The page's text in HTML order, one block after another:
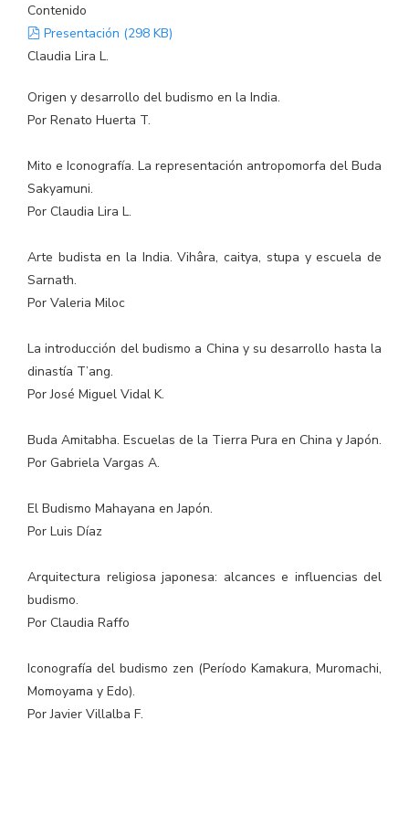
Contenido
pdf
Presentación (298 KB)
Claudia Lira L.
Origen y desarrollo del budismo en la India.
Por Renato Huerta T.
Mito e Iconografía. La representación antropomorfa del Buda
Sakyamuni.
Por Claudia Lira L.
Arte budista en la India. Vihâra, caitya, stupa y escuela de
Sarnath.
Por Valeria Miloc
La introducción del budismo a China y su desarrollo hasta la
dinastía T’ang.
Por José Miguel Vidal K.
Buda Amitabha. Escuelas de la Tierra Pura en China y Japón.
Por Gabriela Vargas A.
El Budismo Mahayana en Japón.
Por Luis Díaz
Arquitectura religiosa japonesa: alcances e influencias del
budismo.
Por Claudia Raffo
Iconografía del budismo zen (Período Kamakura, Muromachi,
Momoyama y Edo).
Por Javier Villalba F.